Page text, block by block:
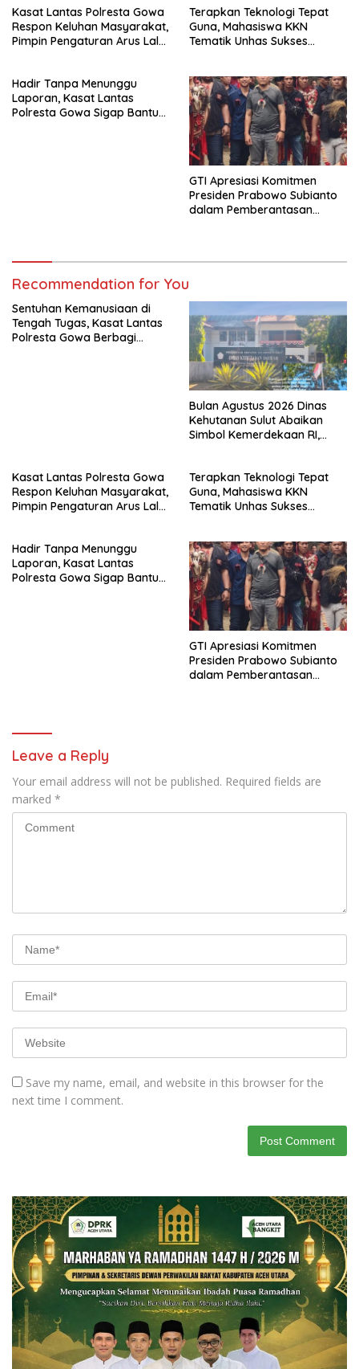
Kasat Lantas Polresta Gowa
Respon Keluhan Masyarakat,
Pimpin Pengaturan Arus Lalu
Terapkan Teknologi Tepat
Guna, Mahasiswa KKN
Tematik Unhas Sukses
Jadi Pupuk Cair
Hadir Tanpa Menunggu
Laporan, Kasat Lantas
Polresta Gowa Sigap Bantu
GTI Apresiasi Komitmen
Presiden Prabowo Subianto
dalam Pemberantasan
Recommendation for You
Sentuhan Kemanusiaan di
Tengah Tugas, Kasat Lantas
Polresta Gowa Berbagi
Bulan Agustus 2026 Dinas
Kehutanan Sulut Abaikan
Simbol Kemerdekaan RI,
Kasat Lantas Polresta Gowa
Respon Keluhan Masyarakat,
Pimpin Pengaturan Arus Lalu
Terapkan Teknologi Tepat
Guna, Mahasiswa KKN
Tematik Unhas Sukses
Jadi Pupuk Cair
Hadir Tanpa Menunggu
Laporan, Kasat Lantas
Polresta Gowa Sigap Bantu
GTI Apresiasi Komitmen
Presiden Prabowo Subianto
dalam Pemberantasan
Leave a Reply
Your email address will not be published. Required fields are
marked *
Save my name, email, and website in this browser for the
next time I comment.